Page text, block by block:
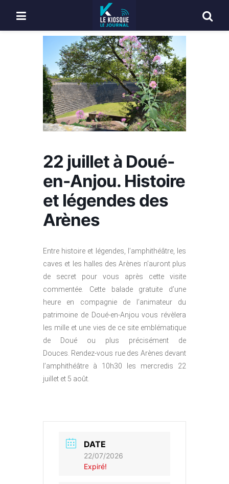
22 juillet à Doué-
en-Anjou. Histoire
et légendes des
Arènes
Entre histoire et légendes, l’amphithéâtre, les
caves et les halles des Arènes n’auront plus
de secret pour vous après cette visite
commentée. Cette balade gratuite d’une
heure en compagnie de l’animateur du
patrimoine de Doué-en-Anjou vous révèlera
les mille et une vies de ce site emblématique
de Doué ou plus précisément de
Douces. Rendez-vous rue des Arènes devant
l’amphithéâtre à 10h30 les mercredis 22
juillet et 5 août.
DATE
22/07/2026
Expiré!